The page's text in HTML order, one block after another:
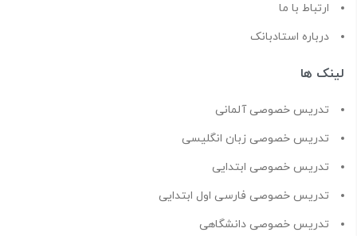
ارتباط با ما
درباره استادبانک
لینک ها
تدریس خصوصی آلمانی
تدریس خصوصی زبان انگلیسی
تدریس خصوصی ابتدایی
تدریس خصوصی فارسی اول ابتدایی
تدریس خصوصی دانشگاهی